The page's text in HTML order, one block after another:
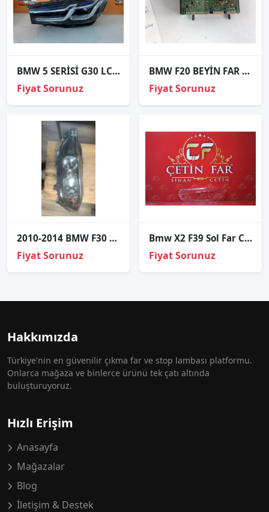
BMW 5 SERİSİ G30 LCİ LASER SOL FAR ORJİNAL 5A388D5-04
Fiyat Sorunuz
BMW F20 BEYİN FAR LED KARTI 7316145
Fiyat Sorunuz
2010-2014 BMW F30 3 Serisi Ön Far Çıkma Parçası
Fiyat Sorunuz
Bmw X2 F39 Sol Far Cami
Fiyat Sorunuz
Hakkımızda
Türkiye'nin en güvenilir çıkma far ve stop lambası platformu.
Onlarca mağaza ve binlerce ürünü tek çatı altında
buluşturuyoruz.
Hızlı Erişim
Anasayfa
Mağazalar
Blog
İletişim & Destek